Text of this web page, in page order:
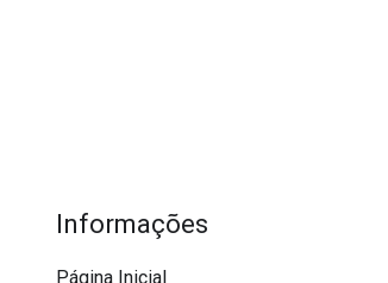
Informações
Página Inicial